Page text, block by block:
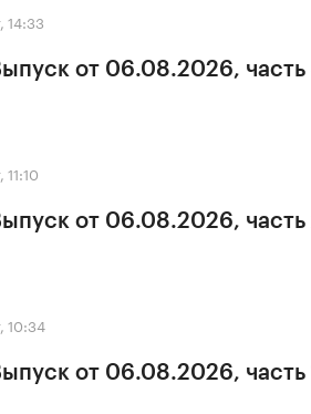
14:33
от 06.08.2026, часть
11:10
от 06.08.2026, часть
10:34
от 06.08.2026, часть